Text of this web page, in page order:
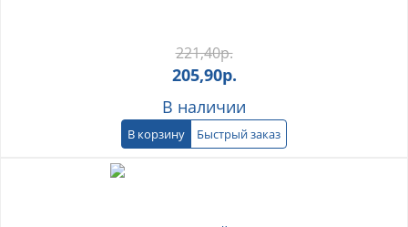
221,40р.
205,90р.
В наличии
В корзину Быстрый заказ